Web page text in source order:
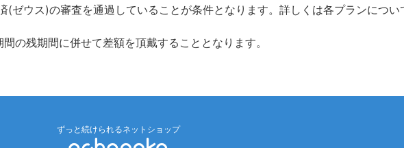
ゼウス)の審査を通過していることが条件となります。詳しくは各プランについ
の残期間に併せて差額を頂戴することとなります。
ずっと続けられるネットショップ